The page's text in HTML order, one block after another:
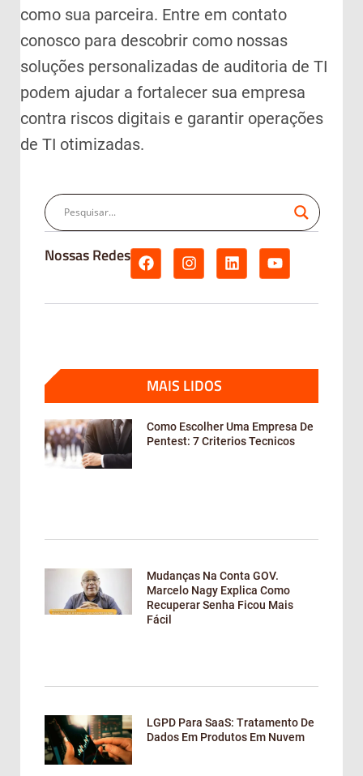
como sua parceira. Entre em contato
conosco para descobrir como nossas
soluções personalizadas de auditoria de TI
podem ajudar a fortalecer sua empresa
contra riscos digitais e garantir operações
de TI otimizadas.
Nossas Redes
MAIS LIDOS
Como Escolher Uma Empresa De
Pentest: 7 Criterios Tecnicos
Mudanças Na Conta GOV.
Marcelo Nagy Explica Como
Recuperar Senha Ficou Mais
Fácil
LGPD Para SaaS: Tratamento De
Dados Em Produtos Em Nuvem